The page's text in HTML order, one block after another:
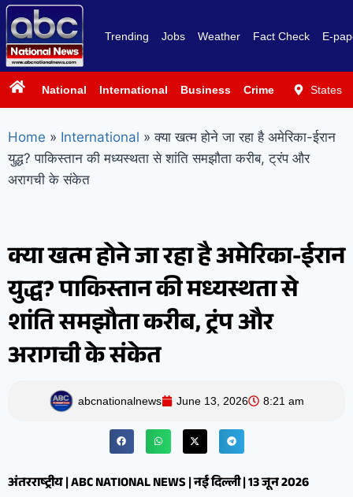
Trending Jobs Weather Fact Check E-
National International Business Crime PoliticsStates
Home » International » क्या खत्म होने जा रहा है अमेरिका-ईरान
युद्ध? पाकिस्तान की मध्यस्थता से शांति समझौता करीब, ट्रंप और
अरागची के संकेत
क्या खत्म होने जा रहा है अमेरिका-ईरान
युद्ध? पाकिस्तान की मध्यस्थता से
शांति समझौता करीब, ट्रंप और
अरागची के संकेत
abcnationalnews June 13, 2026 8:21 am
अंतरराष्ट्रीय | ABC NATIONAL NEWS | नई दिल्ली | 13 जून 2026